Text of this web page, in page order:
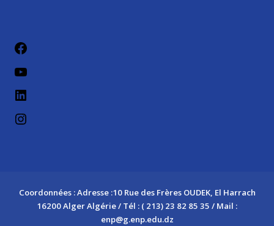
لينكد إن
Coordonnées : Adresse :10 Rue des Frères OUDEK, El Harrach
16200 Alger Algérie / Tél : ( 213) 23 82 85 35 / Mail :
enp@g.enp.edu.dz